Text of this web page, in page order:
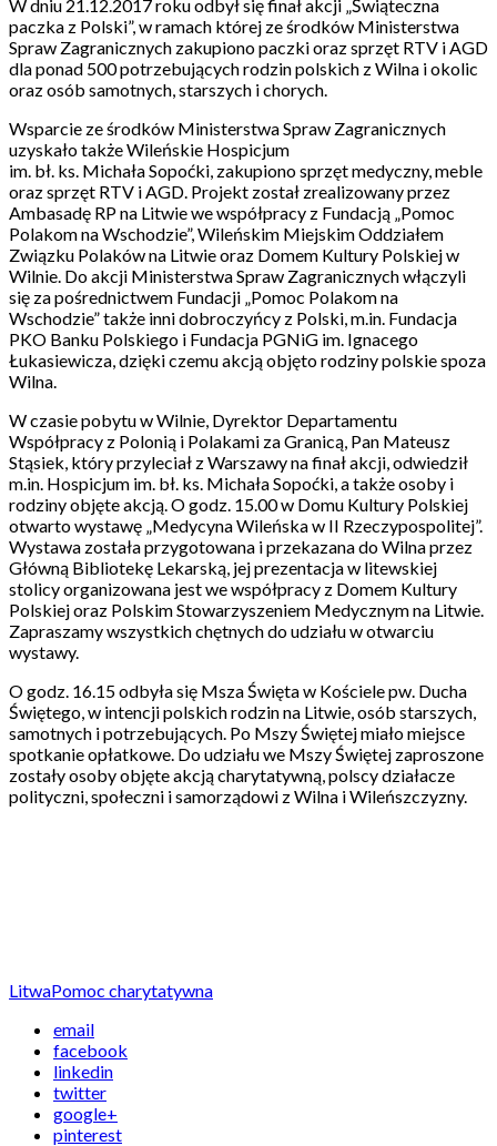
W dniu 21.12.2017 roku odbył się finał akcji „Świąteczna
paczka z Polski”, w ramach której ze środków Ministerstwa
Spraw Zagranicznych zakupiono paczki oraz sprzęt RTV i AGD
dla ponad 500 potrzebujących rodzin polskich z Wilna i okolic
oraz osób samotnych, starszych i chorych.
Wsparcie ze środków Ministerstwa Spraw Zagranicznych
uzyskało także Wileńskie Hospicjum
im. bł. ks. Michała Sopoćki, zakupiono sprzęt medyczny, meble
oraz sprzęt RTV i AGD. Projekt został zrealizowany przez
Ambasadę RP na Litwie we współpracy z Fundacją „Pomoc
Polakom na Wschodzie”, Wileńskim Miejskim Oddziałem
Związku Polaków na Litwie oraz Domem Kultury Polskiej w
Wilnie. Do akcji Ministerstwa Spraw Zagranicznych włączyli
się za pośrednictwem Fundacji „Pomoc Polakom na
Wschodzie” także inni dobroczyńcy z Polski, m.in. Fundacja
PKO Banku Polskiego i Fundacja PGNiG im. Ignacego
Łukasiewicza, dzięki czemu akcją objęto rodziny polskie spoza
Wilna.
W czasie pobytu w Wilnie, Dyrektor Departamentu
Współpracy z Polonią i Polakami za Granicą, Pan Mateusz
Stąsiek, który przyleciał z Warszawy na finał akcji, odwiedził
m.in. Hospicjum im. bł. ks. Michała Sopoćki, a także osoby i
rodziny objęte akcją. O godz. 15.00 w Domu Kultury Polskiej
otwarto wystawę „Medycyna Wileńska w II Rzeczypospolitej”.
Wystawa została przygotowana i przekazana do Wilna przez
Główną Bibliotekę Lekarską, jej prezentacja w litewskiej
stolicy organizowana jest we współpracy z Domem Kultury
Polskiej oraz Polskim Stowarzyszeniem Medycznym na Litwie.
Zapraszamy wszystkich chętnych do udziału w otwarciu
wystawy.
O godz. 16.15 odbyła się Msza Święta w Kościele pw. Ducha
Świętego, w intencji polskich rodzin na Litwie, osób starszych,
samotnych i potrzebujących. Po Mszy Świętej miało miejsce
spotkanie opłatkowe. Do udziału we Mszy Świętej zaproszone
zostały osoby objęte akcją charytatywną, polscy działacze
polityczni, społeczni i samorządowi z Wilna i Wileńszczyzny.
LitwaPomoc charytatywna
email
facebook
linkedin
twitter
google+
pinterest